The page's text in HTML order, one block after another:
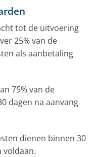
tot de uitvoering
25% van de
als aanbetaling
75% van de
dagen na aanvang
dienen binnen 30
voldaan.